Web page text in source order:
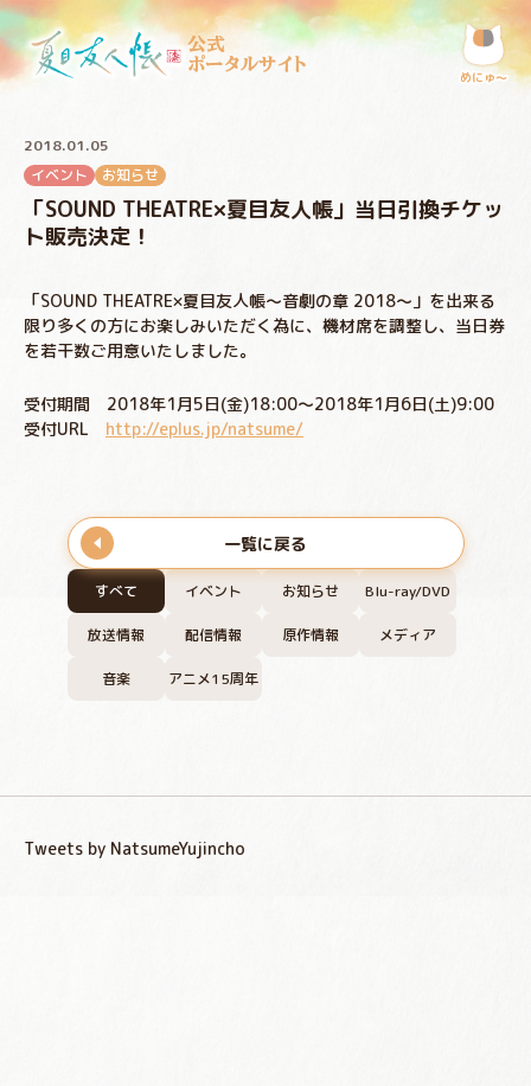
公式
ポータルサイト
めにゅ〜
すべて イベント お知らせ Blu-ray/DVD
放送情報 配信情報 原作情報 メディア
音楽 アニメ15周年
2018.01.05
イベント
お知らせ
「SOUND THEATRE×夏目友人帳」当日引換チケッ
ト販売決定！
「SOUND THEATRE×夏目友人帳〜音劇の章 2018〜」を出来る
限り多くの方にお楽しみいただく為に、機材席を調整し、当日券
を若干数ご用意いたしました。
受付期間 2018年1月5日(金)18:00～2018年1月6日(土)9:00
受付URL http://eplus.jp/natsume/
一覧に戻る
Tweets by NatsumeYujincho